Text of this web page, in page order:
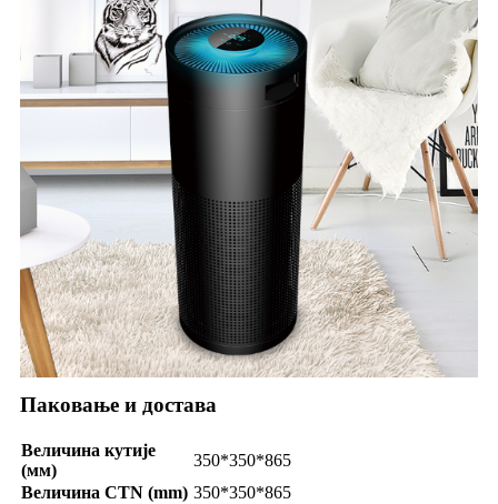
Паковање и достава
Величина кутије
(мм)
350*350*865
Величина CTN (mm) 350*350*865